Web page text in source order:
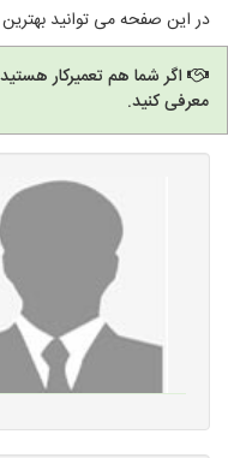
در این صفحه می توانید بهترین
اگر شما هم تعمیرکار
معرفی کنید.